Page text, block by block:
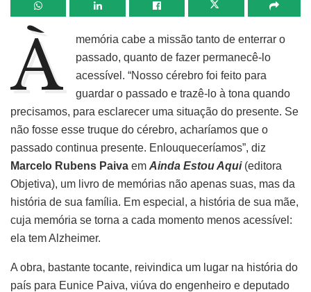
À
memória cabe a missão tanto de enterrar o
passado, quanto de fazer permanecê-lo
acessível. “Nosso cérebro foi feito para
guardar o passado e trazê-lo à tona quando
precisamos, para esclarecer uma situação do presente. Se
não fosse esse truque do cérebro, acharíamos que o
passado continua presente. Enlouqueceríamos”, diz
Marcelo Rubens Paiva em Ainda Estou Aqui(editora
Objetiva), um livro de memórias não apenas suas, mas da
história de sua família. Em especial, a história de sua mãe,
cuja memória se torna a cada momento menos acessível:
ela tem Alzheimer.
A obra, bastante tocante, reivindica um lugar na história do
país para Eunice Paiva, viúva do engenheiro e deputado